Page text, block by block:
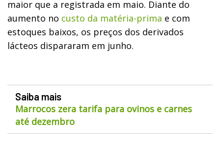
maior que a registrada em maio. Diante do
aumento no custo da matéria-prima e com
estoques baixos, os preços dos derivados
lácteos dispararam em junho.
Saiba mais
Marrocos zera tarifa para ovinos e carnes
até dezembro